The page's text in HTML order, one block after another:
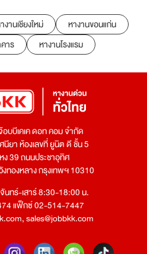
งานเชียงใหม่
หางานขอนแก่น
าร หางานโรงแรม
บบีเคเค ดอท คอม จำกัด
นียา ห้องเลขที่ ยูนิต ดี ชั้น 5
ง 39 ถนนประชาอุทิศ
งทองหลาง กรุงเทพฯ 10310
นทร์-เสาร์ 8:30-18:00 น.
แฟ็กซ์ 02-514-7447
,sales@jobbkk.com